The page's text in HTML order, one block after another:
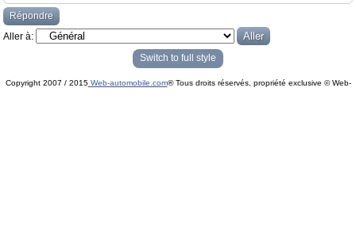
Répondre
Aller à:
Switch to full style
Copyright 2007 / 2015Web-automobile.com® Tous droits réservés, propriété exclusive © Web-